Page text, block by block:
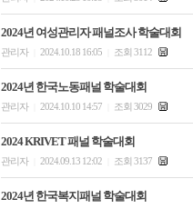
2024년 여성관리자 패널조사 학술대회
관리자 2024.10.18 16:05 조회 3112
2024년 한국노동패널 학술대회
관리자 2024.10.10 14:57 조회 3029
2024 KRIVET 패널 학술대회
관리자 2024.09.13 12:02 조회 3137
2024년 한국복지패널 학술대회